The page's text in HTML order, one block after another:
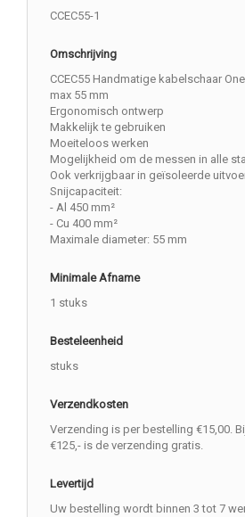
CCEC55-1
Omschrijving
CCEC55 Handmatige kabelschaar
max 55 mm
Ergonomisch ontwerp
Makkelijk te gebruiken
Moeiteloos werken
Mogelijkheid om de messen in alle
Ook verkrijgbaar in geïsoleerde
Snijcapaciteit:
- Al 450 mm²
- Cu 400 mm²
Maximale diameter: 55 mm
Minimale Afname
1 stuks
Besteleenheid
stuks
Verzendkosten
Verzending is per bestelling €15,00.
€125,- is de verzending gratis.
Levertijd
Uw bestelling wordt binnen 3 tot 7